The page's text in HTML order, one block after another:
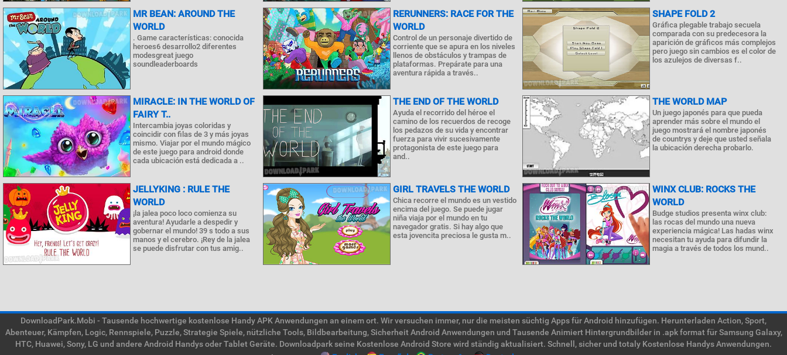
MR BEAN: AROUND THE
WORLD
. Game características: conocida
heroes6 desarrollo2 diferentes
modesgreat juego
soundleaderboards
RERUNNERS: RACE FOR THE
WORLD
Control de un personaje divertido de
corriente que se apura en los niveles
llenos de obstáculos y trampas de
plataformas. Prepárate para una
aventura rápida a través..
SHAPE FOLD 2
Gráfica plegable trabajo secuela
comparada con su predecesora la
aparición de gráficos más complejos
pero juego sin cambios es el color de
los azulejos de diversas f..
MIRACLE: IN THE WORLD OF
FAIRY T..
Intercambia joyas coloridas y
coincidir con filas de 3 y más joyas
mismo. Viajar por el mundo mágico
de este juego para android donde
cada ubicación está dedicada a ..
THE END OF THE WORLD
Ayuda el recorrido del héroe el
camino de los recuerdos de recoge
los pedazos de su vida y encontrar
fuerza para vivir sucesivamente
protagonista de este juego para
and..
THE WORLD MAP
Un juego japonés para que pueda
aprender más sobre el mundo el
juego mostrará el nombre japonés
de countrys y deje que usted señala
la ubicación derecha probarlo.
JELLYKING : RULE THE
WORLD
¡la jalea poco loco comienza su
aventura! Ayudarle a despedir y
gobernar el mundo! 39 s todo a sus
manos y el cerebro. ¡Rey de la jalea
se puede disfrutar con tus amig..
GIRL TRAVELS THE WORLD
Chica recorre el mundo es un vestido
encima del juego. Se puede jugar
niña viaja por el mundo en tu
navegador gratis. Si hay algo que
esta jovencita preciosa le gusta m..
WINX CLUB: ROCKS THE
WORLD
Budge studios presenta winx club:
las rocas del mundo una nueva
experiencia mágica! Las hadas winx
necesitan tu ayuda para difundir la
magia a través de todos los mund..
DownloadPark.Mobi - Tausende hochwertige kostenlose Handy APK Anwendungen an einem ort. Wir versuchen immer, nur die meisten süchtig Apps für Android hinzufügen. Herunterladen Action, Sport,
Abenteuer, Kämpfen, Logic, Rennspiele, Puzzle, Strategie Spiele, nützliche Tools, Bildbearbeitung, Sicherheit Android Anwendungen und Tausende Animiert Hintergrundbilder in .apk format für Samsung Galaxy,
HTC, Huawei, Sony, LG und andere Android Handys oder Tablet Geräte. Downloadpark seine Kostenlose Android Store wird ständig aktualisiert. Schnell, sicher und totaly Kostenlose Handys Anwendungen.